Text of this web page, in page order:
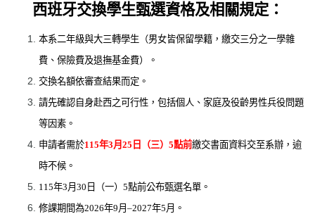
西班牙交換學生甄選資格及相關規定：
本系二年級與大三轉學生（男女皆保留學籍，繳交三分之一學雜
費、保險費及退撫基金費）。
交換名額依審查結果而定。
請先確認自身赴西之可行性，包括個人、家庭及役齡男性兵役問題
等因素。
申請者需於115年3月 25 日（三） 5點前繳交書面資料交至系辦，逾
時不候。
115年3 月 30 日（一） 5點前公布甄選名單。
修課期間為2026年9 月 –2027年5 月。